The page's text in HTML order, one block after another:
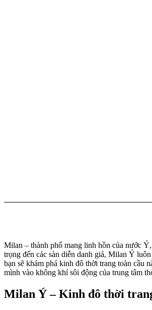
Milan – thành phố mang linh hồn của nước
trọng đến các sàn diễn danh giá, Milan Ý
bạn sẽ khám phá kinh đô thời trang toàn cầu
mình vào không khí sôi động của trung tâm
Milan Ý – Kinh đô thời